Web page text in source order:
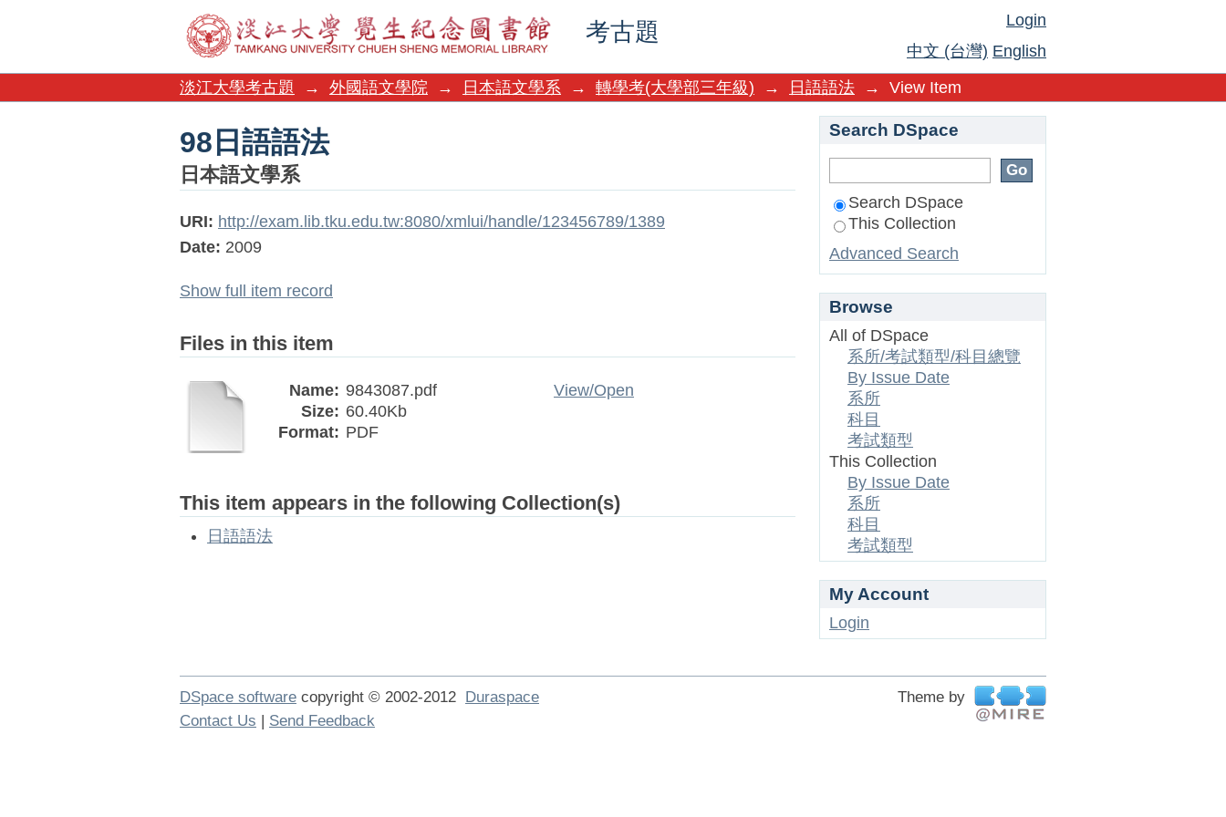
考古題
98日語語法
Login
中文 (台灣) English
淡江大學考古題
→ 外國語文學院 → 日本語文學系 → 轉學考(大學部三年級) → 日語語法 → View Item
98日語語法
日本語文學系
URI: http://exam.lib.tku.edu.tw:8080/xmlui/handle/123456789/1389
Date: 2009
Show full item record
Files in this item
Name: 9843087.pdf
Size: 60.40Kb
Format: PDF
View/Open
This item appears in the following Collection(s)
日語語法
Search DSpace
Search DSpace
This Collection
Advanced Search
Browse
All of DSpace
系所/考試類型/科目總覽
By Issue Date
系所
科目
考試類型
This Collection
By Issue Date
系所
科目
考試類型
My Account
Login
DSpace software copyright © 2002-2012 Duraspace
Theme by
Contact Us | Send Feedback